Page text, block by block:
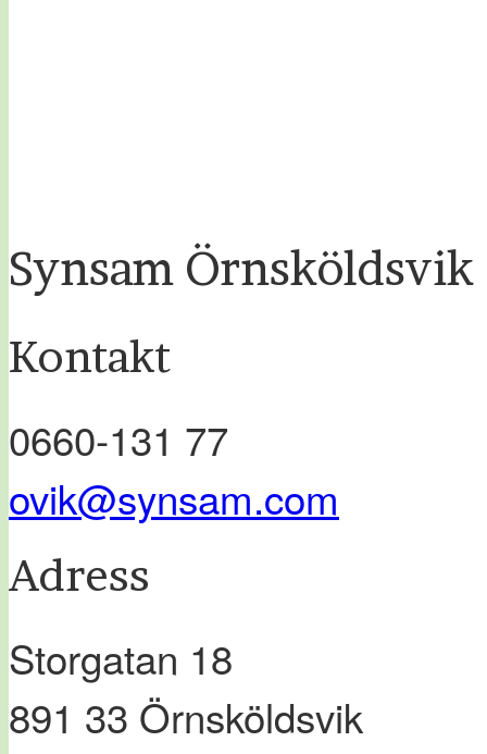
Synsam Örnsköldsvik
Kontakt
0660-131 77
ovik@synsam.com
Adress
Storgatan 18
891 33 Örnsköldsvik